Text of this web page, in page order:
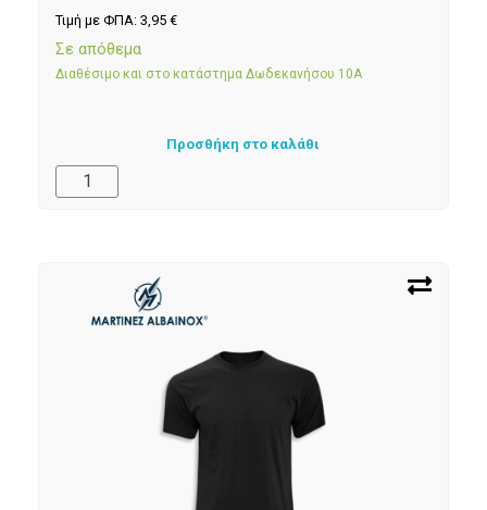
Τιμή με ΦΠΑ: 3,95 €
Σε απόθεμα
Διαθέσιμο και στο κατάστημα Δωδεκανήσου 10Α
Προσθήκη στο καλάθι